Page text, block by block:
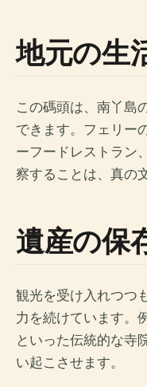
地元の生
この碼頭は、南丫島
できます。フェリー
ーフードレストラン
察することは、真の
遺産の保
観光を受け入れつつ
力を続けています。
といった伝統的な寺
い起こさせます。